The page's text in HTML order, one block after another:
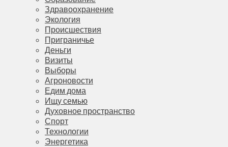
Здравоохранение
Экология
Происшествия
Приграничье
Деньги
Визиты
Выборы
Агроновости
Едим дома
Ищу семью
Духовное пространство
Спорт
Технологии
Энергетика